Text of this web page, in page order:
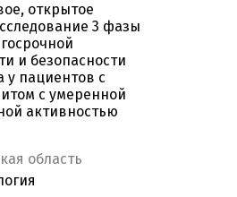
открытое
3 фазы
и безопасности
у пациентов с
с умеренной
активностью
область